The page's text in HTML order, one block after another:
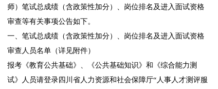
师）笔试总成绩（含政策性加分）、岗位排名及进入面试资格
审查等有关事项公告如下。
一、笔试总成绩（含政策性加分）、岗位排名及进入面试资格
审查人员名单（详见附件）
报考《教育公共基础》、《公共基础知识》和《综合能力测
试》人员请登录四川省人力资源和社会保障厅“人事人才测评服